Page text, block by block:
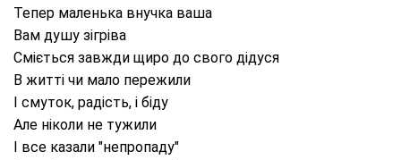
Тепер маленька внучка ваша
Вам душу зігріва
Сміється завжди щиро до свого дідуся
В житті чи мало пережили
І смуток, радість, і біду
Але ніколи не тужили
І все казали "непропаду"